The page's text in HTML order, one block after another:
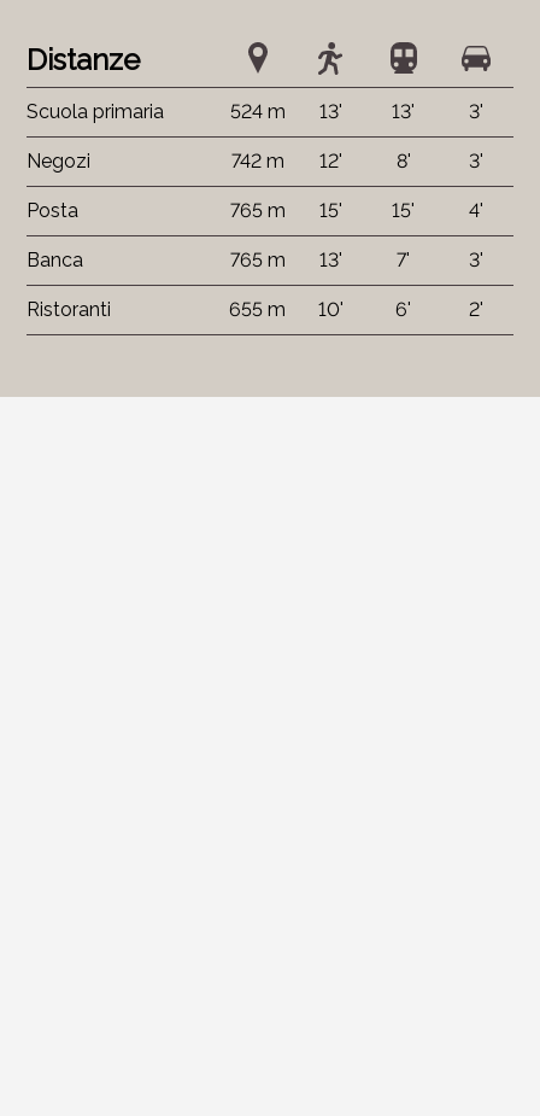
Distanze
Scuola primaria 524 m 13' 13' 3'
Negozi 742 m 12' 8' 3'
Posta 765 m 15' 15' 4'
Banca 765 m 13' 7' 3'
Ristoranti 655 m 10' 6' 2'